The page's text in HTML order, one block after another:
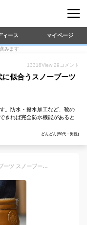
ィース マイページ
みます
13318View 29 コメント
に似合うスノーブーツ
。防水・撥水加工など、靴の
きれば完全防水機能があると
どんどん(50代・男性)
【送料無料】防水 防寒 ボア 起毛 防寒ブーツ スノーブーツ 靴 ウィンターブーツ 防滑 ショートブーツ 登山 ムートンブーツ トレッキング ワークブーツ メンズ ショートブーツ 雨 雪 メンズ レインブーツ /【あす楽対応】2023新作 秋冬SALE